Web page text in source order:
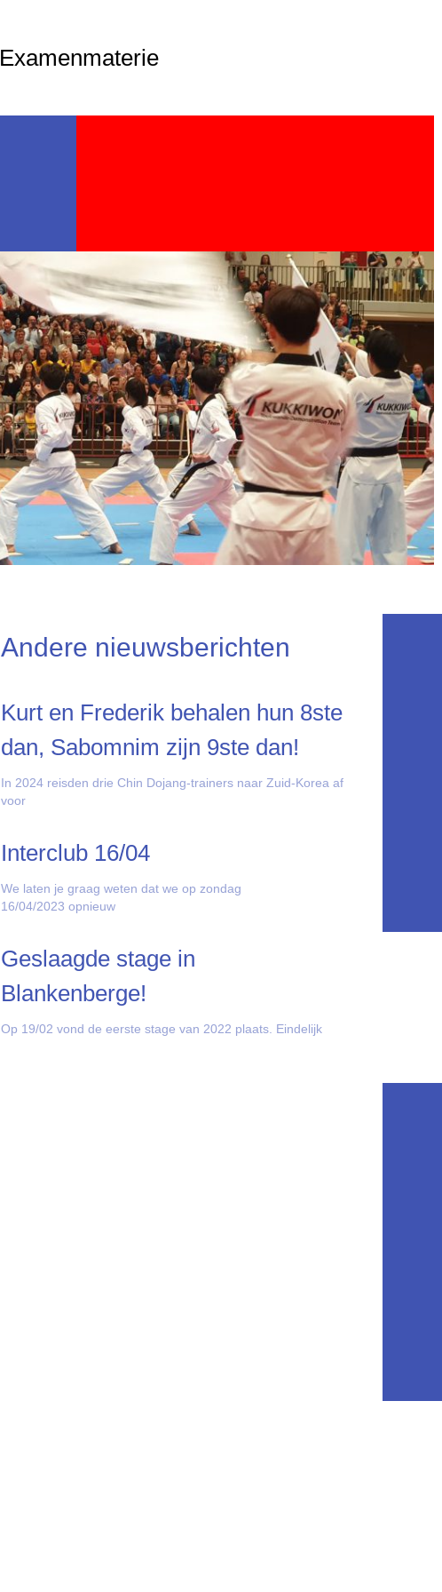
Examenmaterie
Andere nieuwsberichten
Kurt en Frederik behalen hun 8ste
dan, Sabomnim zijn 9ste dan!
In 2024 reisden drie Chin Dojang-trainers naar Zuid-Korea af
voor
Interclub 16/04
We laten je graag weten dat we op zondag
16/04/2023 opnieuw
Geslaagde stage in
Blankenberge!
Op 19/02 vond de eerste stage van 2022 plaats. Eindelijk